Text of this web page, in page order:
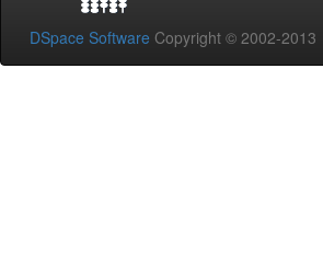
DSpace Software Copyright © 2002-2013